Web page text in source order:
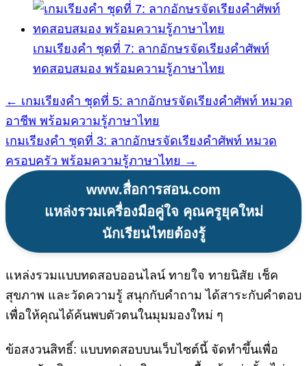
เกมเรียงคำ ชุดที่ 7: ลากอักษรจัดเรียงคำศัพท์
ทดสอบสมอง พร้อมความรู้ภาษาไทย
แนะแนว
เรื่อง
← เกมเรียงคำ ชุดที่ 5: ลากอักษรจัดเรียงคำศัพท์ หมวด
อาชีพ พร้อมความรู้ภาษาไทย
เกมเรียงคำ ชุดที่ 3: ลากอักษรจัดเรียงคำศัพท์ หมวด
ครอบครัว พร้อมความรู้ภาษาไทย →
www.สื่อการสอน.com
แหล่งรวมเครื่องมือคู่ใจ คุณครูยุคใหม่
นักเรียนไทยต้องรู้
แหล่งรวมแบบทดสอบออนไลน์ ทายใจ ทายนิสัย เช็ค
สุขภาพ และวัดความรู้ สนุกกับคำถาม ได้สาระกับคำตอบ
เพื่อให้คุณได้ค้นพบตัวตนในมุมมองใหม่ ๆ
ข้อสงวนสิทธิ์: แบบทดสอบบนเว็บไซต์นี้ จัดทำขึ้นเพื่อ